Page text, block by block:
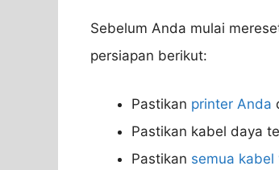
Sebelum Anda mulai
persiapan berikut:
Pastikan printer Anda
Pastikan kabel daya
Pastikan semua kabel